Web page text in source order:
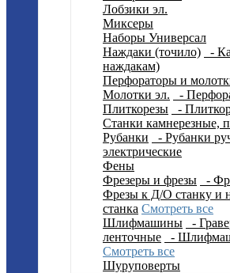
Лобзики эл.
Миксеры
Наборы Универсал
Наждаки (точило)
-
наждакам)
Перфораторы и
Молотки эл.
-
Плиткорезы
-
Станки камнерезные,
Рубанки
- Рубанки
электрические
Фены
Фрезеры и фрезы
-
Фрезы к Д/О станку и
станка Смотреть все
Шлифмашины
-
ленточные
-
Смотреть все
Шуруповерты